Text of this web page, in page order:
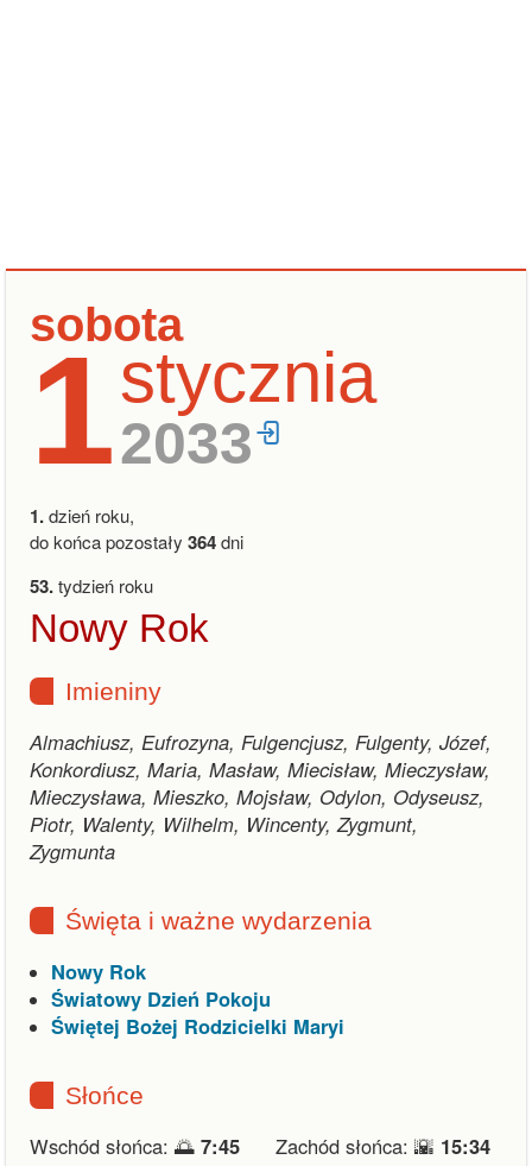
sobota
1stycznia
2033
1.dzień roku,
do końca pozostały 364dni
53.tydzień roku
Nowy Rok
Imieniny
Almachiusz, Eufrozyna, Fulgencjusz, Fulgenty, Józef,
Konkordiusz, Maria, Masław, Miecisław, Mieczysław,
Mieczysława, Mieszko, Mojsław, Odylon, Odyseusz,
Piotr, Walenty, Wilhelm, Wincenty, Zygmunt,
Zygmunta
Święta i ważne wydarzenia
Nowy Rok
Światowy Dzień Pokoju
Świętej Bożej Rodzicielki Maryi
Słońce
Wschód słońca: 🌅 7:45 Zachód słońca: 🌇 15:34